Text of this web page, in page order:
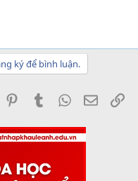
ký để bình luận.
Reddit PinterestTumblrWhatsApp
Email